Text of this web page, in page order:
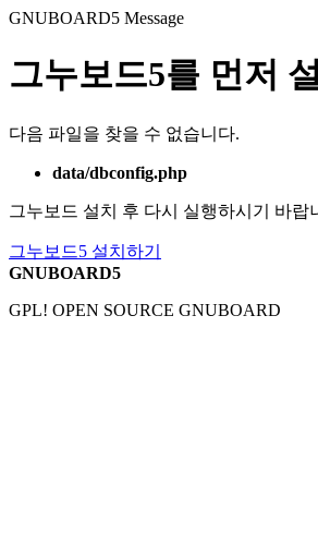
GNUBOARD5 Message
그누보드5를 먼저
다음 파일을 찾을 수 없습니다.
data/dbconfig.php
그누보드 설치 후 다시 실행하시기 바랍
그누보드5 설치하기
GNUBOARD5
GPL! OPEN SOURCE GNUBOARD